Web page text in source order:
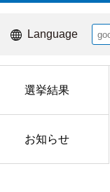
Language
選挙結果
お知らせ